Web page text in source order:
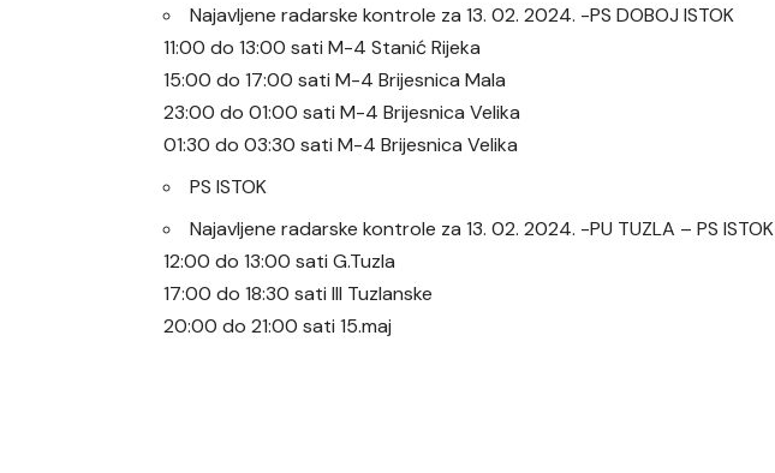
Najavljene radarske kontrole za 13. 02. 2024. -PS DOBOJ ISTOK
11:00 do 13:00 sati M-4 Stanić Rijeka
15:00 do 17:00 sati M-4 Brijesnica Mala
23:00 do 01:00 sati M-4 Brijesnica Velika
01:30 do 03:30 sati M-4 Brijesnica Velika
PS ISTOK
Najavljene radarske kontrole za 13. 02. 2024. -PU TUZLA – PS ISTOK
12:00 do 13:00 sati G.Tuzla
17:00 do 18:30 sati III Tuzlanske
20:00 do 21:00 sati 15.maj